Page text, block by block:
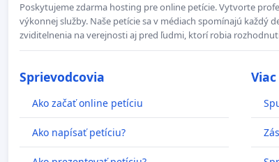
Poskytujeme zdarma hosting pre online petície. Vytvorte
výkonnej služby. Naše petície sa v médiach spomínajú každý
zviditelnenia na verejnosti aj pred ľudmi, ktorí robia
Sprievodcovia
Ako začať online petíciu
Ako napísať petíciu?
Viac